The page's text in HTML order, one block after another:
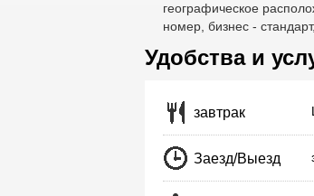
географическое
номер, бизнес -
Удобства и
завтрак
Заезд/Выезд